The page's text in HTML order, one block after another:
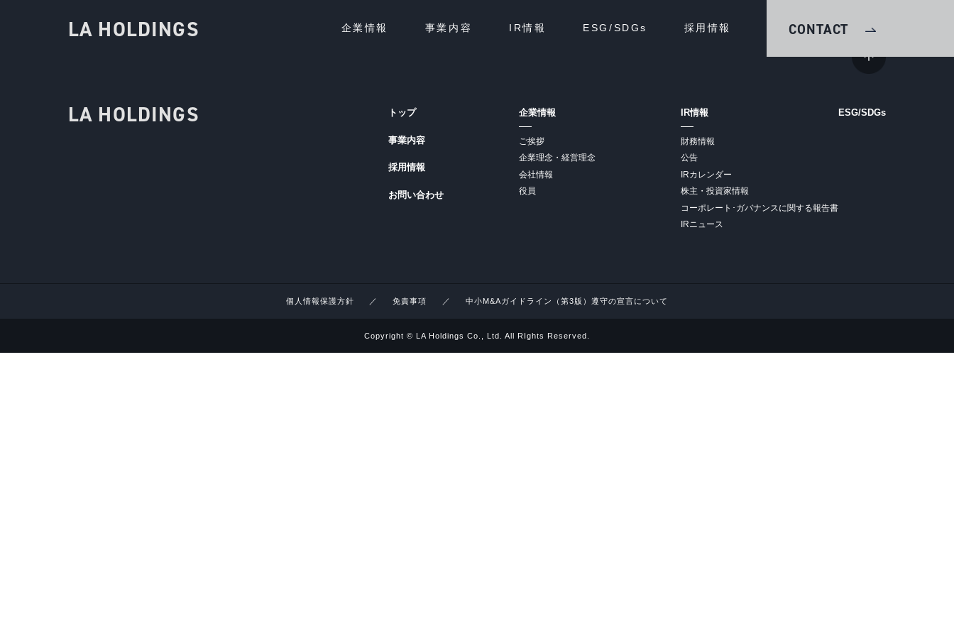
LA HOLDINGS 企業情報 事業内容 IR情報 ESG/SDGs 採用情報 CONTACT
LA HOLDINGS トップ
事業内容
採用情報
お問い合わせ
企業情報
ご挨拶
企業理念・経営理念
会社情報
役員
IR情報
財務情報
公告
IRカレンダー
株主・投資家情報
コーポレート･ガバナンスに関する報告書
IRニュース
ESG/SDGs
個人情報保護方針 免責事項 中小M&Aガイドライン（第3版）遵守の宣言について
Copyright © LA Holdings Co., Ltd. All RIghts Reserved.